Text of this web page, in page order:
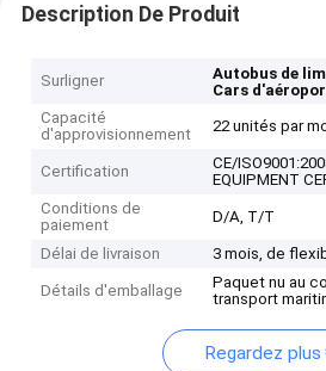
Description De Produit
Surligner Autobus de
Cars
Capacité
d'approvisionnement
22 unités par
Certification
CE/
EQUIPMENT
Conditions de
paiement
D/A, T/T
Délai de livraison 3 mois, de
Détails d'emballage
Paquet nu au
transport
Regardez plus